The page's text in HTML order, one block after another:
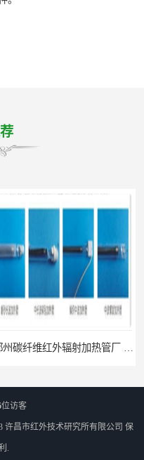
位访客
许昌市红外技术研究所有限公司 保
.